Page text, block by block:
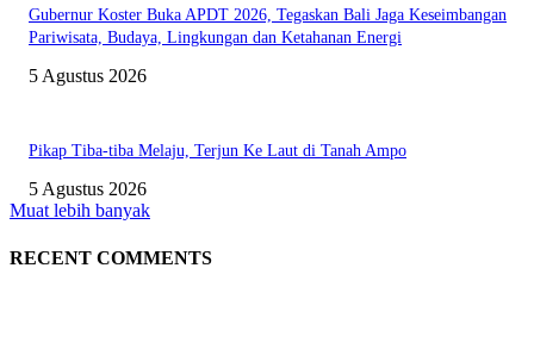
Gubernur Koster Buka APDT 2026, Tegaskan Bali Jaga Keseimbangan
Pariwisata, Budaya, Lingkungan dan Ketahanan Energi
5 Agustus 2026
Pikap Tiba-tiba Melaju, Terjun Ke Laut di Tanah Ampo
5 Agustus 2026
Muat lebih banyak
RECENT COMMENTS